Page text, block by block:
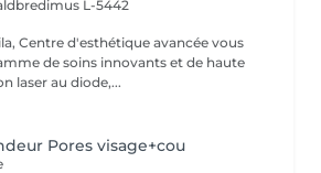
L-5442
Centre d'esthétique avancée vous
de soins innovants et de haute
laser au diode,...
Pores visage+cou